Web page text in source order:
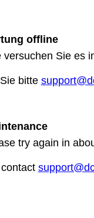
offline
Sie es
bitte
try again in